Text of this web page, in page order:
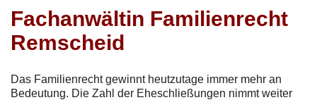
Fachanwältin Familienrecht
Remscheid
Das Familienrecht gewinnt heutzutage immer mehr an
Bedeutung. Die Zahl der Eheschließungen nimmt weiter